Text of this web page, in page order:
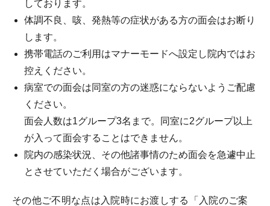
しております。
体調不良、咳、発熱等の症状がある方の面会はお断り
します。
携帯電話のご利用はマナーモードへ設定し院内ではお
控えください。
病室での面会は同室の方の迷惑にならないようご配慮
ください。
面会人数は1グループ3名まで。同室に2グループ以上
が入って面会することはできません。
院内の感染状況、その他諸事情のため面会を急遽中止
とさせていただく場合がございます。
その他ご不明な点は入院時にお渡しする「入院のご案